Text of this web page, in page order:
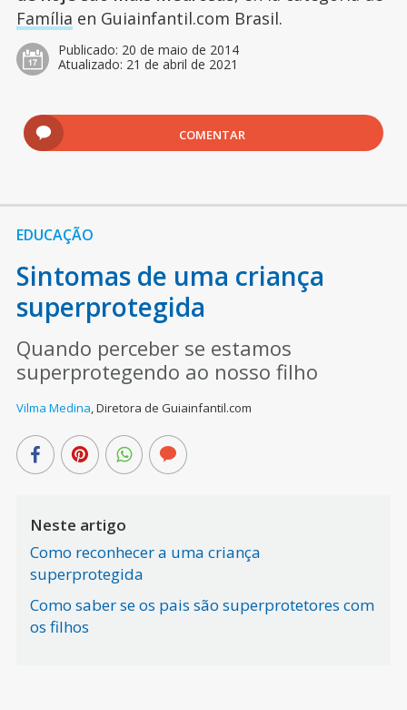
Família en Guiainfantil.com Brasil.
Publicado: 20 de maio de 2014
Atualizado: 21 de abril de 2021
COMENTAR
EDUCAÇÃO
Sintomas de uma criança
superprotegida
Quando perceber se estamos
superprotegendo ao nosso filho
Vilma Medina,Diretora de Guiainfantil.com
Neste artigo
Como reconhecer a uma criança
superprotegida
Como saber se os pais são superprotetores com
os filhos